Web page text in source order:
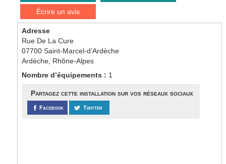
Écrire un avis
Adresse
Rue De La Cure
07700 Saint-Marcel-d’Ardèche
Ardèche, Rhône-Alpes
Nombre d’équipements : 1
Partagez cette installation sur vos réseaux sociaux
Facebook Twitter